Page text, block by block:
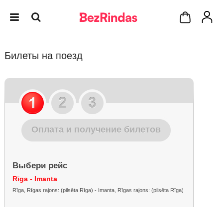
Билеты на поезд
Оплата и получение билетов
Выбери рейс
Rīga - Imanta
Rīga, Rīgas rajons: (pilsēta Rīga) - Imanta, Rīgas rajons: (pilsēta Rīga)